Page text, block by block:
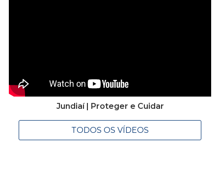
Jundiaí | Proteger e Cuidar
TODOS OS VÍDEOS